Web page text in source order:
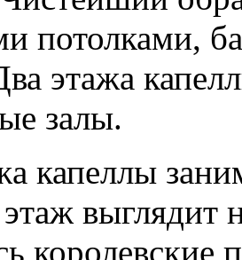
потолками,
этажа
залы.